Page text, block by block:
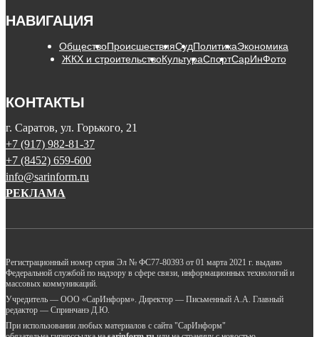
НАВИГАЦИЯ
ОбществоПроисшествияСудПолитикаЭкономика
ЖКХ и строительствоКультураСпортСарИнФото
КОНТАКТЫ
г. Саратов, ул. Горького, 21
+7 (917) 982-81-37
+7 (8452) 659-600
info@sarinform.ru
РЕКЛАМА
Регистрационный номер серия Эл № ФС77-80393 от 01 марта 2021 г. выдано
Федеральной службой по надзору в сфере связи, информационных технологий и
массовых коммуникаций.
Учредитель — ООО «СарИнформ». Директор — Письменный А.А. Главный
редактор — Спринчанэ Д.Ю.
При использовании любых материалов с сайта "СарИнформ"